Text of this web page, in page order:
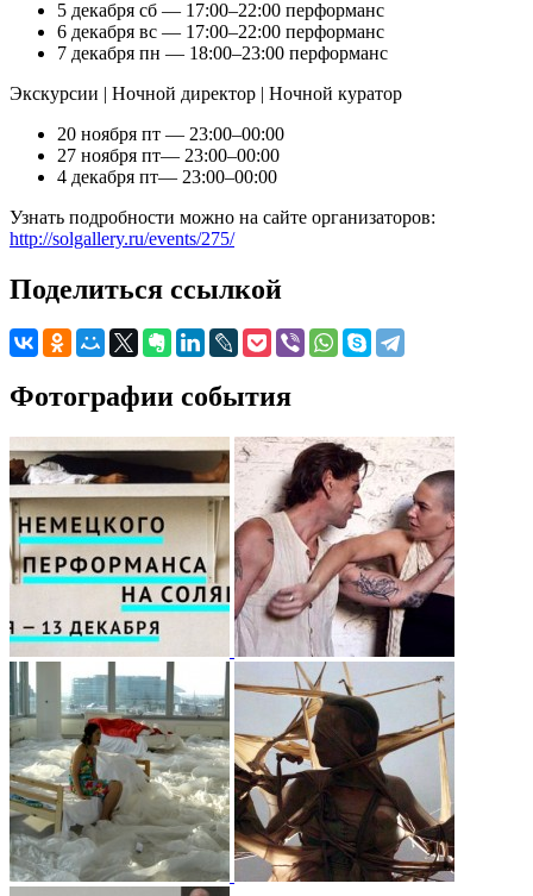
5 декабря сб — 17:00–22:00 перформанс
6 декабря вс — 17:00–22:00 перформанс
7 декабря пн — 18:00–23:00 перформанс
Экскурсии | Ночной директор | Ночной куратор
20 ноября пт — 23:00–00:00
27 ноября пт— 23:00–00:00
4 декабря пт— 23:00–00:00
Узнать подробности можно на сайте организаторов:
http://solgallery.ru/events/275/
Поделиться ссылкой
Фотографии события